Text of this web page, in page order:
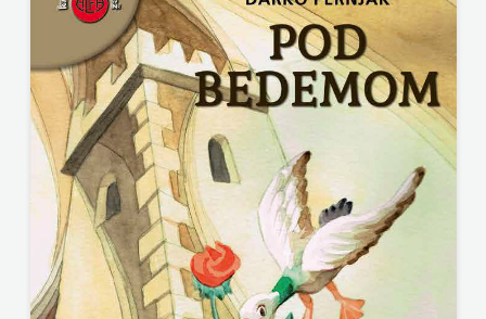
ZNANJE